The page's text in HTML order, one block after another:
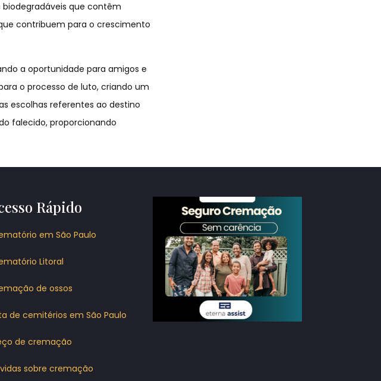
que contêm
contribuem para o crescimento
a oportunidade para amigos e
o processo de luto, criando um
escolhas referentes ao destino
falecido, proporcionando
Rápido
em São Paulo
Litoral
de ossos
de cemitérios em São Paulo
de cremação
sobre cremação